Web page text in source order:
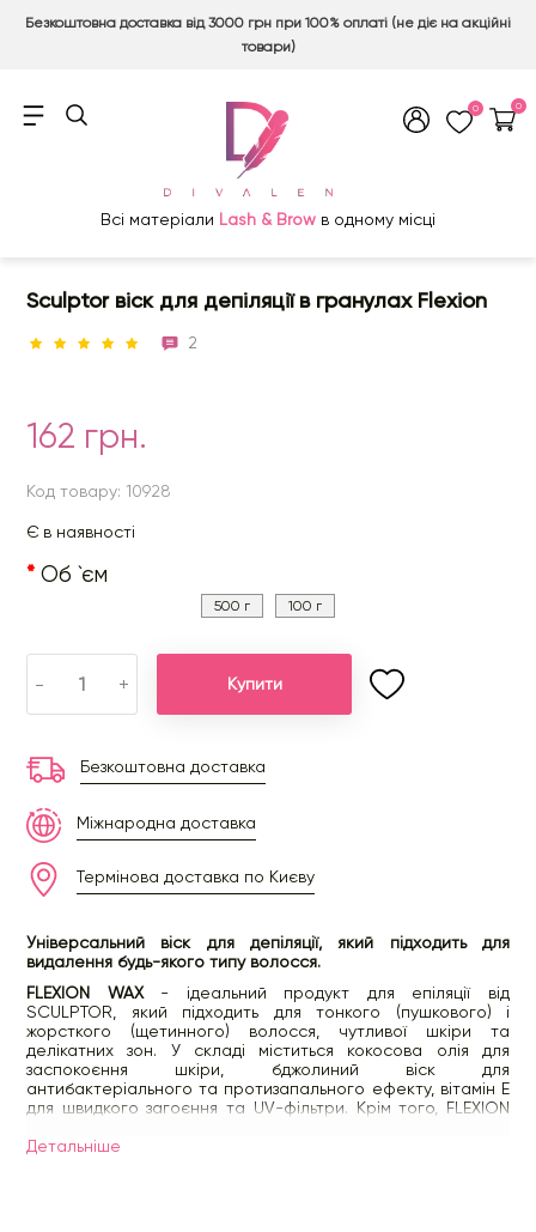
Безкоштовна доставка від 3000 грн при 100% оплаті (не діє на акційні
товари)
0 0
Всі матеріали Lash & Brow в одному місці
Sculptor віск для депіляції в гранулах Flexion
2
162 грн.
Код товару: 10928
Є в наявності
Об `єм
500 г 100 г
- + Купити
Безкоштовна доставка
Міжнародна доставка
Термінова доставка по Києву
Універсальний віск для депіляції, який підходить для
видалення будь-якого типу волосся.
FLEXION WAX- ідеальний продукт для епіляції від
SCULPTOR, який підходить для тонкого (пушкового) і
жорсткого (щетинного) волосся, чутливої ​​шкіри та
делікатних зон. У складі міститься кокосова олія для
заспокоєння шкіри, бджолиний віск для
антибактеріального та протизапального ефекту, вітамін Е
для швидкого загоєння та UV-фільтри. Крім того, FLEXION
FLEXION WAX
Детальнiше